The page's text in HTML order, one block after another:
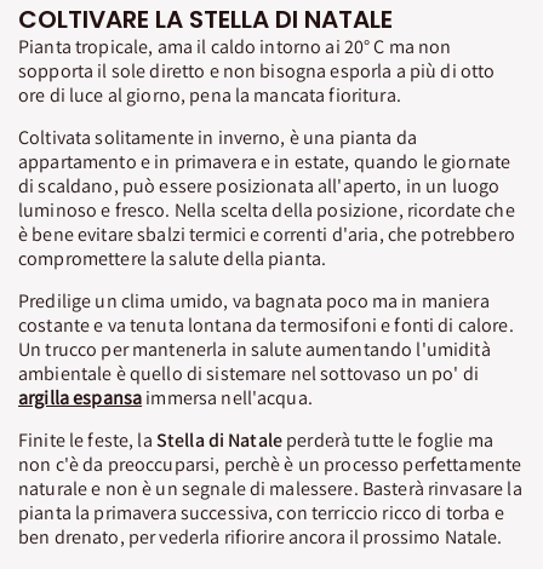
COLTIVARE LA STELLA DI NATALE
Pianta tropicale, ama il caldo intorno ai 20° C ma non
sopporta il sole diretto e non bisogna esporla a più di otto
ore di luce al giorno, pena la mancata fioritura.
Coltivata solitamente in inverno, è una pianta da
appartamento e in primavera e in estate, quando le giornate
di scaldano, può essere posizionata all'aperto, in un luogo
luminoso e fresco. Nella scelta della posizione, ricordate che
è bene evitare sbalzi termici e correnti d'aria, che potrebbero
compromettere la salute della pianta.
Predilige un clima umido, va bagnata poco ma in maniera
costante e va tenuta lontana da termosifoni e fonti di calore.
Un trucco per mantenerla in salute aumentando l'umidità
ambientale è quello di sistemare nel sottovaso un po' di
argilla espansaimmersa nell'acqua.
Finite le feste, laStella di Nataleperderà tutte le foglie ma
non c'è da preoccuparsi, perchè è un processo perfettamente
naturale e non è un segnale di malessere. Basterà rinvasare la
pianta la primavera successiva, con terriccio ricco di torba e
ben drenato, per vederla rifiorire ancora il prossimo Natale.